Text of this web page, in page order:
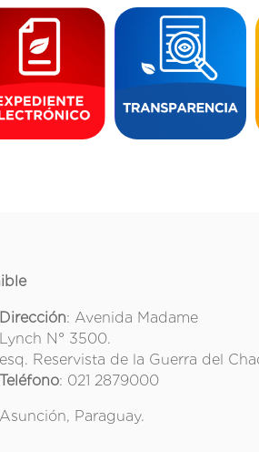
Dirección: Avenida Madame
Lynch N° 3500.
esq. Reservista de la Guerra del
Teléfono: 021 2879000
Asunción, Paraguay.